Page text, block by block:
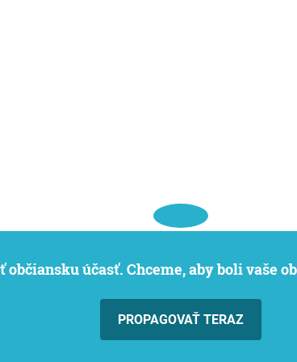
občiansku účasť. Chceme, aby boli vaše
PROPAGOVAŤ TERAZ